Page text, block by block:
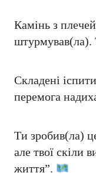
Камінь з
штурмував(ла).
Складені
перемога
Ти зробив(ла)
але твої скіли
життя”.